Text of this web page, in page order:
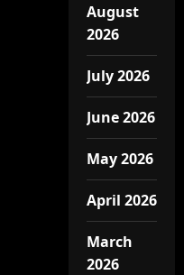
August
2026
July 2026
June 2026
May 2026
April 2026
March
2026